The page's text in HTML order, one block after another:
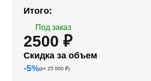
Итого:
Под заказ
2500 ₽
Скидка за объем
-5%(от 25 000 ₽)